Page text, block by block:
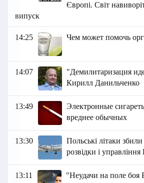
Європі. Світ
випуск
14:25 Чем может помочь
14:07
"Демилитаризация
Кирилл Данильченко
13:49
Электронные
вреднее обычных
13:30
Польські літаки
розвідки і
13:11
"Неудачи на поле боя